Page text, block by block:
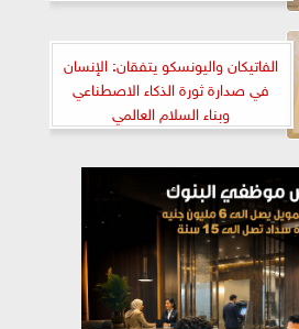
الفاتيكان واليونسكو يتفقان: الإنسان
في صدارة ثورة الذكاء الاصطناعي
وبناء السلام العالمي